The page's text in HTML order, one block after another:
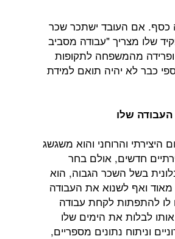
כסף. אם העובד ישתכר שכר
שלו מצריך "עבודה מסביב
ופרידה מהמשפחה לתקופות
כבר לא יהיה תואם למידת
שלו
והרוחני והוא משגשג
חדשים, אולם בחר
בשל השכר הגבוה, הוא
ואף לשנוא את העבודה
לו להתפתות לקחת עבודה
לבלות את הימים שלו
וניתוח נתונים מספריים,